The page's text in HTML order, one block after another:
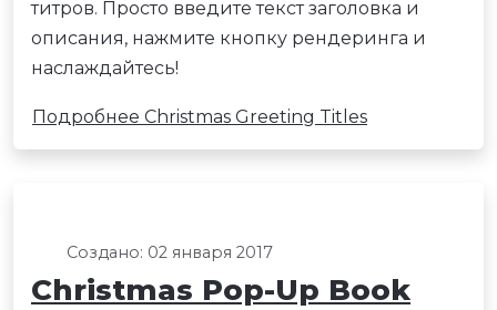
титров. Просто введите текст заголовка и
описания, нажмите кнопку рендеринга и
наслаждайтесь!
Подробнее Christmas Greeting Titles
Создано: 02 января 2017
Christmas Pop-Up Book